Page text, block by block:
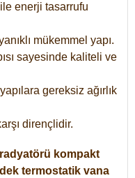
enerji tasarrufu
mükemmel yapı.
sayesinde kaliteli ve
gereksiz ağırlık
dirençlidir.
kompakt
termostatik vana